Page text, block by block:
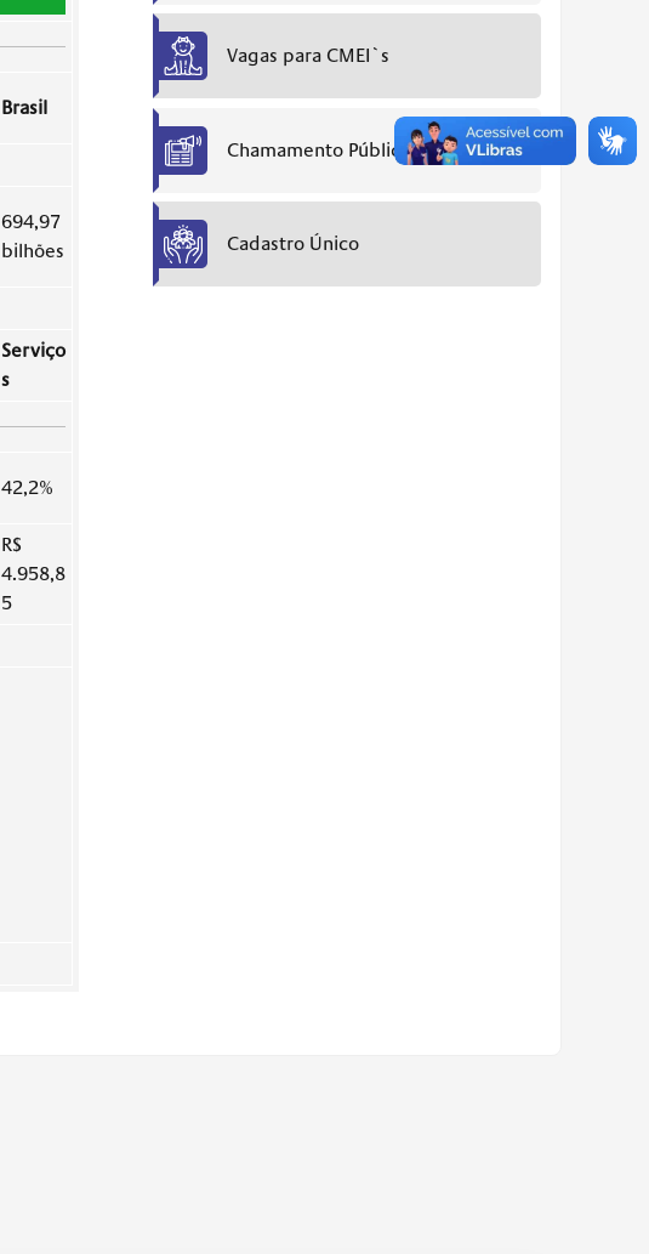
Brasil
694,97
bilhões
Serviço
s
42,2%
R$
4.958,8
5
Vagas para CMEI`s
Chamamento Público
Cadastro Único